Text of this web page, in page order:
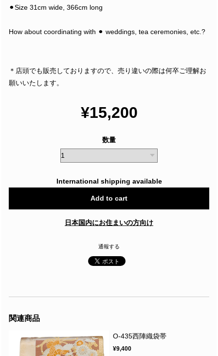
⚫︎Size 31cm wide, 366cm long
How about coordinating with ⚫︎ weddings, tea ceremonies, etc.?
＊店頭でも販売しておりますので、売り違いの際は何卒ご理解お
願いいたします。
¥15,200
数量
International shipping available
Add to cart
日本国内にお住まいの方向け
通報する
関連商品
O-435西陣織袋帯
¥9,400